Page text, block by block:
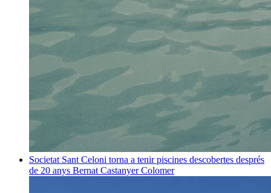
Societat Sant Celoni torna a tenir piscines descobertes després
de 20 anys Bernat Castanyer Colomer